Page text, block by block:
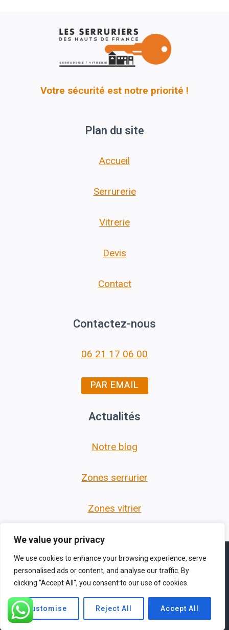
We value your privacy
We use cookies to enhance your browsing experience, serve
personalised ads or content, and analyse our traffic. By
clicking "Accept All", you consent to our use of cookies.
Customise Reject All Accept All
Votre sécurité est notre priorité !
Plan du site
Accueil
Serrurerie
Vitrerie
Devis
Contact
Contactez-nous
06 21 17 06 00
PAR EMAIL
Actualités
Notre blog
Zones serrurier
Zones vitrier
© 2026 Les Serruriers des Hauts de France -
Thème WordPress par
Kadence WP